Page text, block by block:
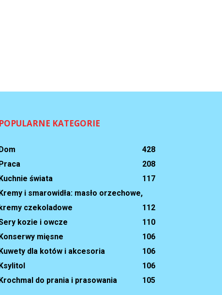
POPULARNE KATEGORIE
428
208
świata
117
i smarowidła: masło orzechowe,
czekoladowe
112
kozie i owcze
110
mięsne
106
dla kotów i akcesoria
106
106
do prania i prasowania
105